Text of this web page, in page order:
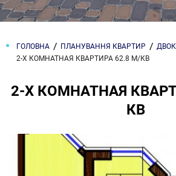
ГОЛОВНА ПЛАНУВАННЯ КВАРТИР
2-Х КОМНАТНАЯ КВАРТИРА 62.8 М/КВ
2-Х КОМНАТНАЯ
КВ